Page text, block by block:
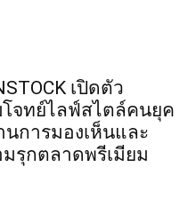
เปิดตัว
โจทย์ไลฟ์สไตล์คนยุค
การมองเห็นและ
รุกตลาดพรีเมียม